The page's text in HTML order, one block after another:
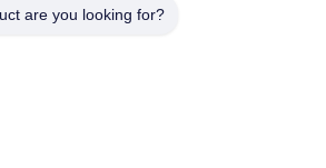
스테퍼 모터 공급자. 저작권 (c) 2023-2026
are you looking for?